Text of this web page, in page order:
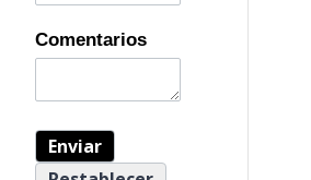
Comentarios